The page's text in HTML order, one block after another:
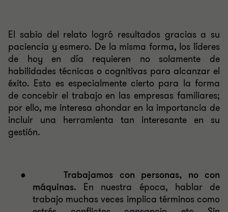
El sabio del relato logró resultados gracias a su
paciencia y esmero. De la misma forma, los líderes
de hoy en día requieren no solamente de
habilidades técnicas o cognitivas para alcanzar el
éxito. Esto es especialmente cierto para la forma
de concebir el trabajo en las empresas familiares;
por ello, me interesa ahondar en la importancia de
incluir una herramienta tan interesante en su
gestión.
●
Trabajamos con personas, no con
máquinas. En nuestra época, hablar de
trabajo muchas veces implica términos como